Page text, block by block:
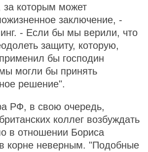
за которым может
заключение, -
- Если бы мы верили, что
защиту, которую,
бы господин
могли бы принять
решение".
РФ, в свою очередь,
коллег возбуждать
в отношении Бориса
в корне неверным. "Подобные